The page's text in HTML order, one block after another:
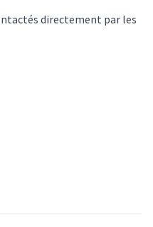
directement par les